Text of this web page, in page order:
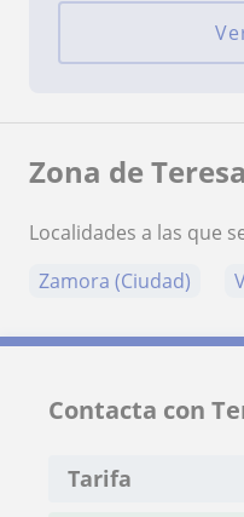
Zona de Teresa
Localidades a las que
Zamora (Ciudad)
Contacta con
Tarifa